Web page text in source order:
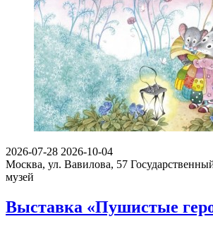
2026-07-28 2026-10-04
Москва, ул. Вавилова, 57
музей
Выставка «Пушистые